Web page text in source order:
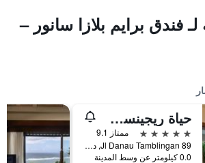
فندق برايم بلازا سانور –
حياة ريجينسي بالي
5 نجوم
ممتاز 9.1
Jl Danau Tamblingan 89, دنباسار, إندونيسيا
0.0 كيلومتر عن وسط المدينة